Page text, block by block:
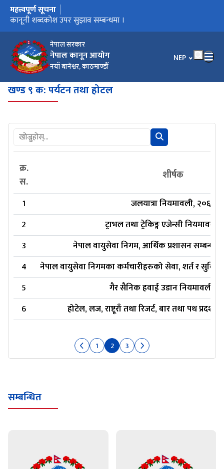
नेपाल सरकार
नेपाल कानून आयोग
नयाँ बानेश्वर, काठमाण्डौँ
भाषा चयन गर्नुहोस्
NEP
मुख्य नेभिगेसनमा जानुहोस्
महत्त्वपूर्ण सूचना
कार्यालय स्थानान्तरण भएको सूचना ।
कानूनी शब्दकोश उपर सुझाव सम्बन्धमा ।
कानूनी शब्दकोश
खण्ड ९ क: पर्यटन तथा होटल
क्र.
स.
शीर्षक
1
जलयात्रा नियमावली, २०६३
2
ट्राभल तथा ट्रेकिङ्ग एजेन्सी
3
नेपाल वायुसेवा निगम, आर्थिक प्रशासन सम्बन्धी
4
नेपाल वायुसेवा निगमका कर्मचारीहरुको सेवा, शर्त र
5
गैर सैनिक हवाई उडान नियमावली,
6
होटेल, लज, राष्टूराँ तथा रिजर्ट, बार तथा पथ
1 2 3
सम्बन्धित